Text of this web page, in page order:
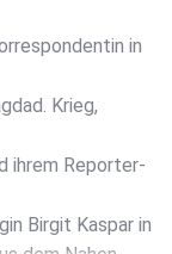
in
Krieg,
ihrem Reporter-
Birgit Kaspar in